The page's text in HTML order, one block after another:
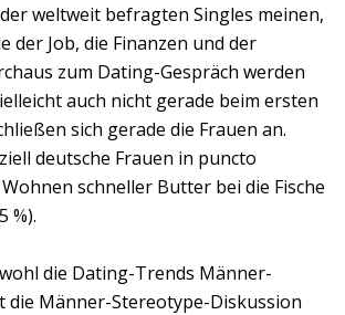
weltweit befragten Singles meinen,
der Job, die Finanzen und der
zum Dating-Gespräch werden
auch nicht gerade beim ersten
sich gerade die Frauen an.
deutsche Frauen in puncto
schneller Butter bei die Fische
%).
die Dating-Trends Männer-
die Männer-Stereotype-Diskussion